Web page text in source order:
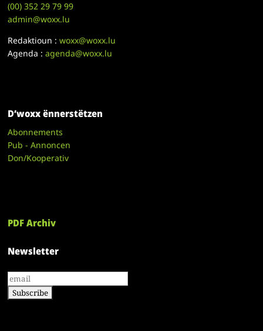
(00)352 29 79 99
admin@woxx.lu
Redaktioun :woxx@woxx.lu
Agenda :agenda@woxx.lu
D’woxx ënnerstëtzen
Abonnements
Pub - Annoncen
Don/Kooperativ
PDF Archiv
Newsletter